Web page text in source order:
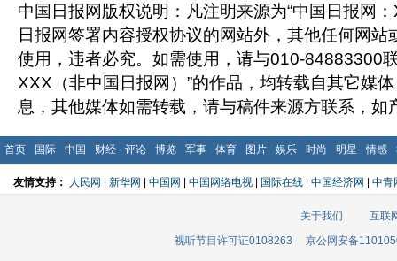
中国日报网版权说明：凡注明来源为“中国日报网
日报网签署内容授权协议的网站外，其他任何网
使用，违者必究。如需使用，请与010-84883300
XXX（非中国日报网）”的作品，均转载自其它媒
息，其他媒体如需转载，请与稿件来源方联系，如
首页 国际 中国 财经 评论 博览 军事 体育 图片 娱乐 时尚 明星 情感
友情支持： 人民网 | 新华网 | 中国网 | 中国网络电视 | 国际在线 | 中国经济网 | 中青
关于我们
互联
视听节目许可证0108263
京公网安备